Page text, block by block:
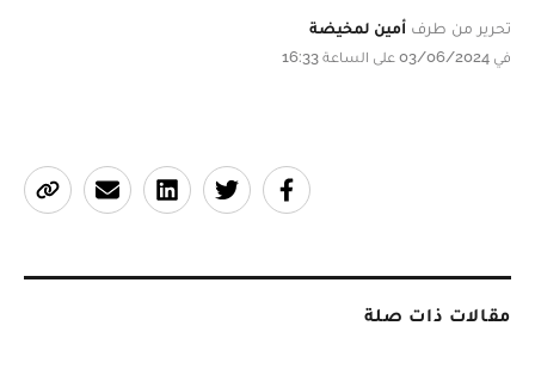
تحرير من طرف أمين لمخيضة
في 03/06/2024 على الساعة 16:33
مقالات ذات صلة